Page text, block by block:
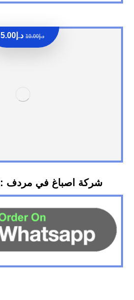
شركة اصباغ في مردف : 0557821580
د.إ10.00 د.إ 5.00